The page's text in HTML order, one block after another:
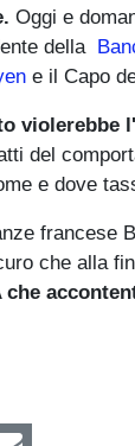
Oggi e
della
e il Capo
violerebbe
del
e dove
francese
che alla
che